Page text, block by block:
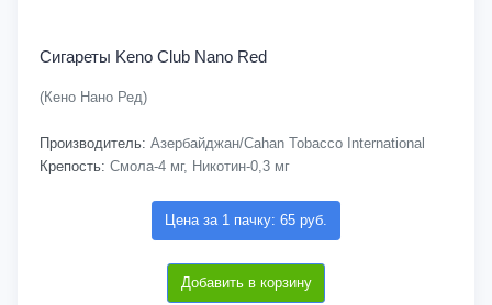
Сигареты Keno Club Nano Red
(Кено Нано Ред)
Производитель: Азербайджан/Cahan Tobacco International
Крепость: Смола-4 мг, Никотин-0,3 мг
Цена за 1 пачку: 65 руб.
Добавить в корзину